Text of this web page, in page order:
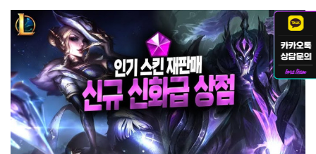
본문